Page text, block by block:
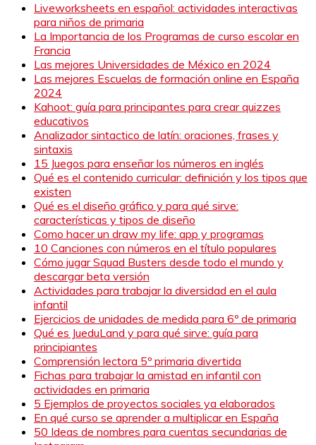
Liveworksheets en español: actividades interactivas
para niños de primaria
La Importancia de los Programas de curso escolar en
Francia
Las mejores Universidades de México en 2024
Las mejores Escuelas de formación online en España
2024
Kahoot: guía para principantes para crear quizzes
educativos
Analizador sintactico de latín: oraciones, frases y
sintaxis
15 Juegos para enseñar los números en inglés
Qué es el contenido curricular: definición y los tipos que
existen
Qué es el diseño gráfico y para qué sirve:
características y tipos de diseño
Como hacer un draw my life: app y programas
10 Canciones con números en el título populares
Cómo jugar Squad Busters desde todo el mundo y
descargar beta versión
Actividades para trabajar la diversidad en el aula
infantil
Ejercicios de unidades de medida para 6º de primaria
Qué es JueduLand y para qué sirve: guía para
principiantes
Comprensión lectora 5º primaria divertida
Fichas para trabajar la amistad en infantil con
actividades en primaria
5 Ejemplos de proyectos sociales ya elaborados
En qué curso se aprender a multiplicar en España
50 Ideas de nombres para cuentas secundarias de